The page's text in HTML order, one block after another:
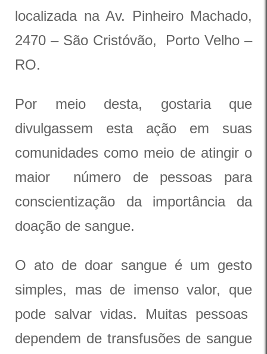
localizada na Av. Pinheiro Machado,
2470 – São Cristóvão, Porto Velho –
RO.
Por meio desta, gostaria que
divulgassem esta ação em suas
comunidades como meio de atingir o
maior número de pessoas para
conscientização da importância da
doação de sangue.
O ato de doar sangue é um gesto
simples, mas de imenso valor, que
pode salvar vidas. Muitas pessoas
dependem de transfusões de sangue